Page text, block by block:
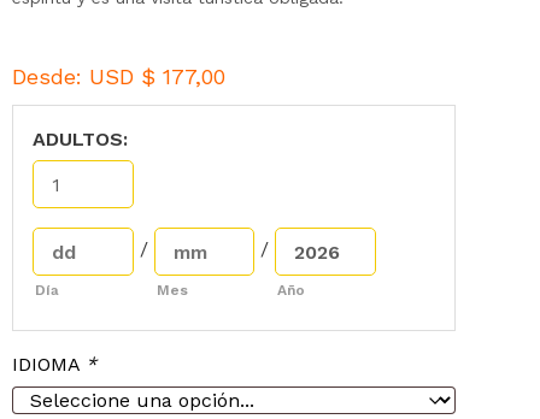
Desde: USD $ 177,00
ADULTOS:
Día
/
Mes
/
Año
IDIOMA *